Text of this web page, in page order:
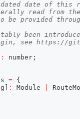
date of this
read from
be provided
been
see https://
: number ;
= {
: Module